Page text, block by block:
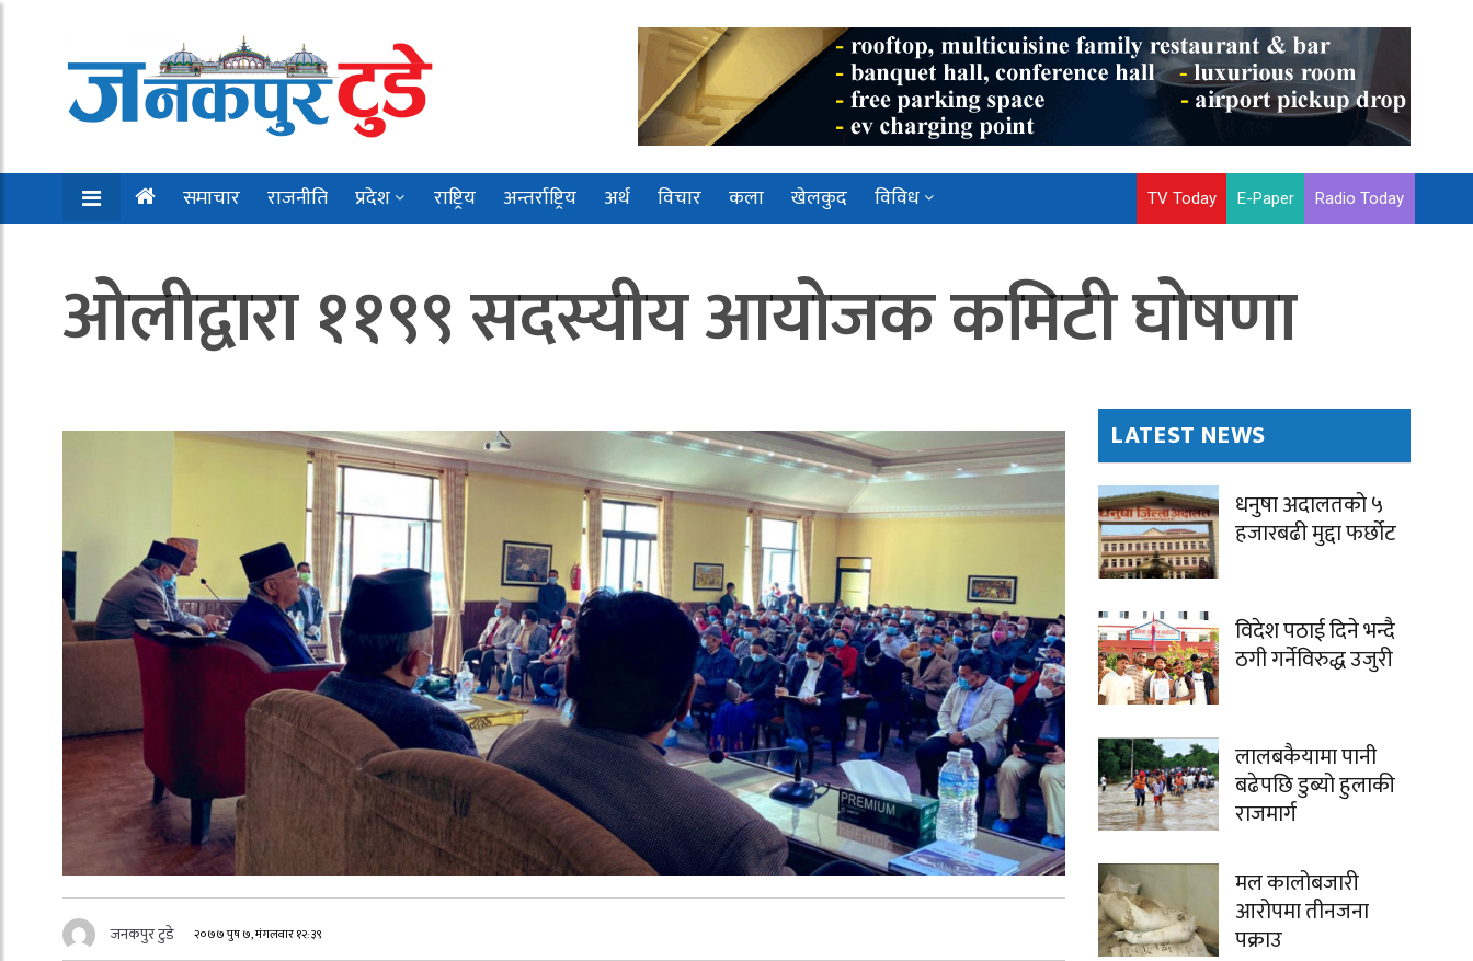
समाचार राजनीति प्रदेश राष्ट्रिय अन्तर्राष्ट्रिय अर्थ विचार कला खेलकुद विविध TV Today E-Paper Radio Today
ओलीद्वारा ११९९ सदस्यीय आयोजक कमिटी घोषणा
जनकपुर टुडे २०७७ पुष ७, मंगलवार १२:३९
LATEST NEWS
धनुषा अदालतको ५
हजारबढी मुद्दा फर्छोट
विदेश पठाई दिने भन्दै
ठगी गर्नेविरुद्ध उजुरी
लालबकैयामा पानी
बढेपछि डुब्यो हुलाकी
राजमार्ग
मल कालोबजारी
आरोपमा तीनजना
पक्राउ